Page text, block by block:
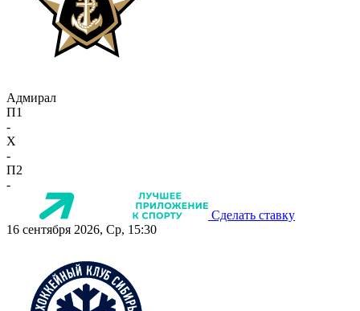
Адмирал
П1
-
X
-
П2
-
Сделать ставку
16 сентября 2026, Ср, 15:30